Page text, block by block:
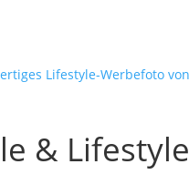
& Lifestyle